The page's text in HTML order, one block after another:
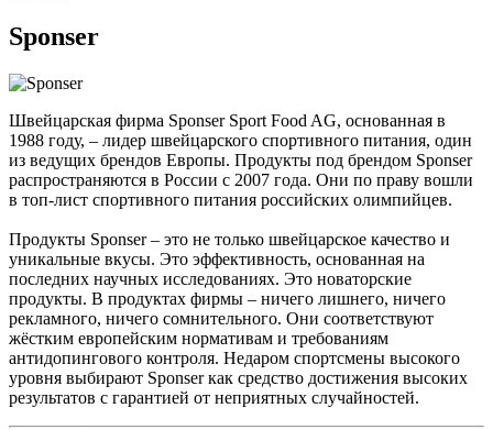
Sponser
Швейцарская фирма Sponser Sport Food AG, основанная в
1988 году, – лидер швейцарского спортивного питания, один
из ведущих брендов Европы. Продукты под брендом Sponser
распространяются в России с 2007 года. Они по праву вошли
в топ-лист спортивного питания российских олимпийцев.
Продукты Sponser – это не только швейцарское качество и
уникальные вкусы. Это эффективность, основанная на
последних научных исследованиях. Это новаторские
продукты. В продуктах фирмы – ничего лишнего, ничего
рекламного, ничего сомнительного. Они соответствуют
жёстким европейским нормативам и требованиям
антидопингового контроля. Недаром спортсмены высокого
уровня выбирают Sponser как средство достижения высоких
результатов с гарантией от неприятных случайностей.